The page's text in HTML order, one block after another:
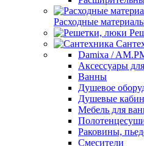
Расходные
Damixa /
Аксессуары
Ванны
Душевое
Душевые
Мебель для
Раковины,
Смесители